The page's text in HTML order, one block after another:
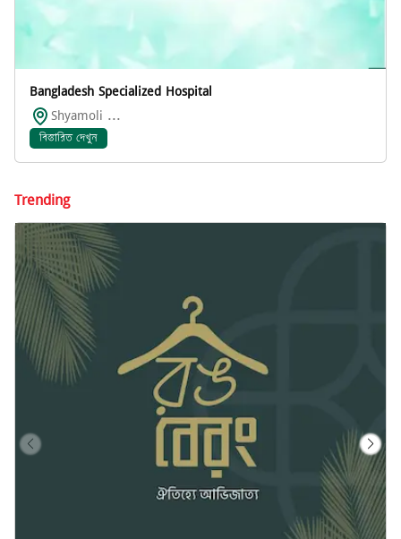
Bangladesh Specialized Hospital
Shyamoli ...
বিস্তারিত দেখুন
Trending